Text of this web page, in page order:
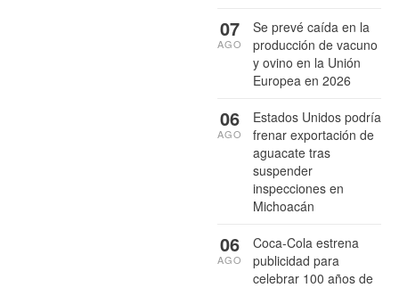
Se prevé caída en la
producción de vacuno
y ovino en la Unión
Europea en 2026
07
AGO
Estados Unidos podría
frenar exportación de
aguacate tras
suspender
inspecciones en
Michoacán
06
AGO
Coca-Cola estrena
publicidad para
celebrar 100 años de
06
AGO